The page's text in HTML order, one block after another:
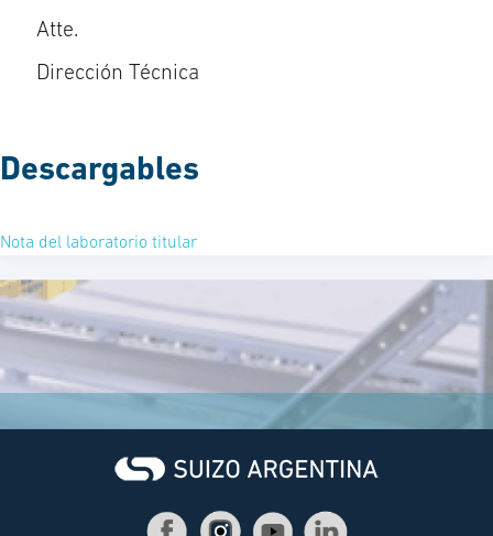
Atte.
Dirección Técnica
Descargables
Nota del laboratorio titular